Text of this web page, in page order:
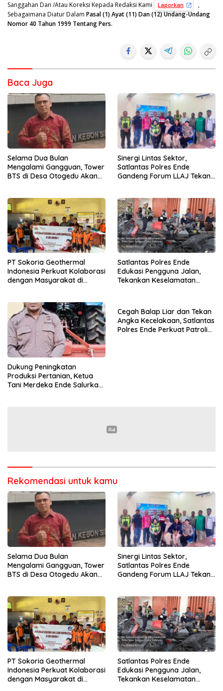
Sanggahan Dan /Atau Koreksi Kepada Redaksi Kami Laporkan
,
Sebagaimana Diatur Dalam Pasal (1) Ayat (11) Dan (12) Undang-Undang
Nomor 40 Tahun 1999 Tentang Pers.
Baca Juga
Selama Dua Bulan
Mengalami Gangguan, Tower
BTS di Desa Otogedu Akan
Sinergi Lintas Sektor,
Satlantas Polres Ende
Gandeng Forum LLAJ Tekan
PT Sokoria Geothermal
Indonesia Perkuat Kolaborasi
dengan Masyarakat di
Satlantas Polres Ende
Edukasi Pengguna Jalan,
Tekankan Keselamatan
Dukung Peningkatan
Produksi Pertanian, Ketua
Tani Merdeka Ende Salurkan
Cegah Balap Liar dan Tekan
Angka Kecelakaan, Satlantas
Polres Ende Perkuat Patroli
Rekomendasi untuk kamu
Selama Dua Bulan
Mengalami Gangguan, Tower
BTS di Desa Otogedu Akan
Sinergi Lintas Sektor,
Satlantas Polres Ende
Gandeng Forum LLAJ Tekan
PT Sokoria Geothermal
Indonesia Perkuat Kolaborasi
dengan Masyarakat di
Satlantas Polres Ende
Edukasi Pengguna Jalan,
Tekankan Keselamatan